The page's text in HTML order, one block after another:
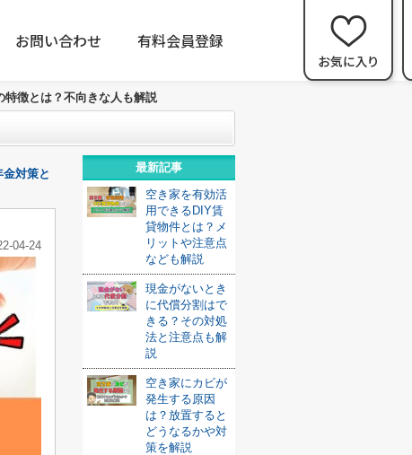
お問い合わせ 有料会員登録
徴とは？不向きな人も解説
対策と
04-24
最新記事
空き家を有効活
用できるDIY賃
貸物件とは？メ
リットや注意点
なども解説
現金がないとき
に代償分割はで
きる？その対処
法と注意点も解
説
空き家にカビが
発生する原因
は？放置すると
どうなるかや対
策を解説